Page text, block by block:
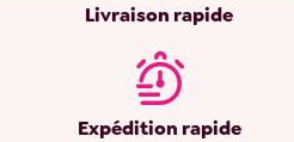
Livraison rapide
Expédition rapide